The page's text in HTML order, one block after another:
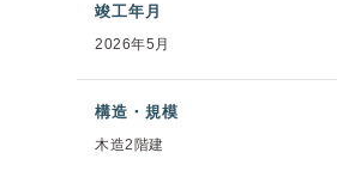
竣工年月
2026年5月
構造・規模
木造2階建